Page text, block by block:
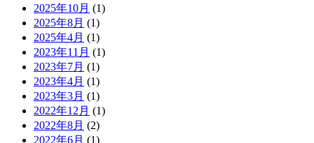
2025年10月 (1)
2025年8月 (1)
2025年4月 (1)
2023年11月 (1)
2023年7月 (1)
2023年4月 (1)
2023年3月 (1)
2022年12月 (1)
2022年8月 (2)
2022年6月 (1)